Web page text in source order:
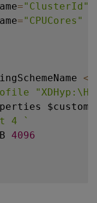
="ClusterId"
="CPUCores"
<
4
`
4096